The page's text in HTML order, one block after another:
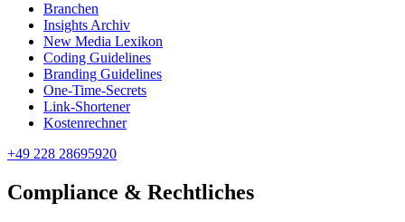
Branchen
Insights Archiv
New Media Lexikon
Coding Guidelines
Branding Guidelines
One-Time-Secrets
Link-Shortener
Kostenrechner
+49 228 28695920
Compliance & Rechtliches